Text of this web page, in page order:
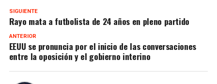
SIGUIENTE
Rayo mata a futbolista de 24 años en pleno partido
ANTERIOR
EEUU se pronuncia por el inicio de las conversaciones
entre la oposición y el gobierno interino